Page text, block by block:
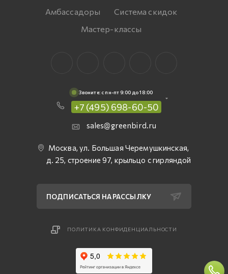
Амбассадоры
Система скидок
Мастер-классы
Звоните: c пн-пт 9:00 до 18:00
+7 (495) 698-60-50
sales@greenbird.ru
Москва, ул. Большая Черемушкинская,
д. 25, строение 97, крыльцо с гирляндой
ПОДПИСАТЬСЯ НА РАССЫЛКУ
ПОЛИТИКА КОНФИДЕНЦИАЛЬНОСТИ